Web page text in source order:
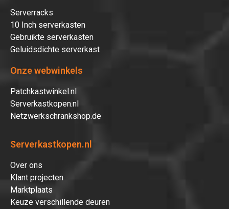
Serverracks
10 Inch serverkasten
Gebruikte serverkasten
Geluidsdichte serverkast
Onze webwinkels
Patchkastwinkel.nl
Serverkastkopen.nl
Netzwerkschrankshop.de
Serverkastkopen.nl
Over ons
Klant projecten
Marktplaats
Keuze verschillende deuren